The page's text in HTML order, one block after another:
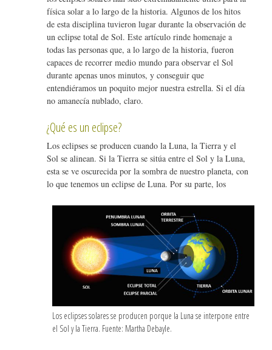
física solar a lo largo de la historia. Algunos de los hitos
de esta disciplina tuvieron lugar durante la observación de
un eclipse total de Sol. Este artículo rinde homenaje a
todas las personas que, a lo largo de la historia, fueron
capaces de recorrer medio mundo para observar el Sol
durante apenas unos minutos, y conseguir que
entendiéramos un poquito mejor nuestra estrella. Si el día
no amanecía nublado, claro.
¿Qué es un eclipse?
Los eclipses se producen cuando la Luna, la Tierra y el
Sol se alinean. Si la Tierra se sitúa entre el Sol y la Luna,
esta se ve oscurecida por la sombra de nuestro planeta, con
lo que tenemos un eclipse de Luna. Por su parte, los
Los eclipses solares se producen porque la Luna se interpone entre
el Sol y la Tierra. Fuente: Martha Debayle.